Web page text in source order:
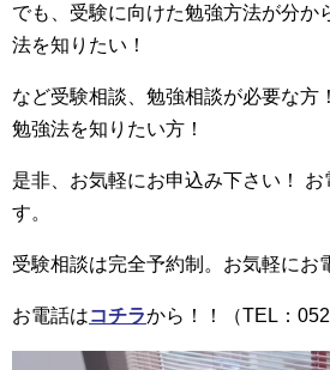
でも、受験に向けた勉強方法が分か
法を知りたい！
など受験相談、勉強相談が必要な方
勉強法を知りたい方！
是非、お気軽にお申込み下さい！ お
す。
受験相談は完全予約制。お気軽にお
お電話はコチラから！！（TEL：